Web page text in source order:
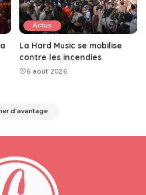
Actus
La Hard Music se mobilise
contre les incendies
6 août 2026
d'avantage